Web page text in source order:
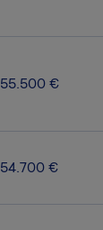
55.500 €
54.700 €